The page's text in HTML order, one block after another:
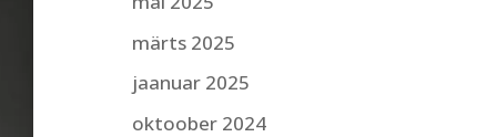
märts 2025
jaanuar 2025
oktoober 2024